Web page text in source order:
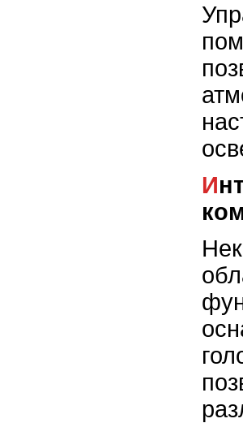
Интерактивность и